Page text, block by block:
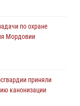
по охране
Мордовии
приняли
канонизации